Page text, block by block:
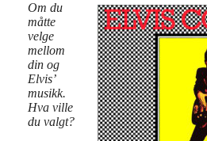
Om du
måtte
velge
mellom
din og
Elvis’
musikk.
Hva ville
du valgt?